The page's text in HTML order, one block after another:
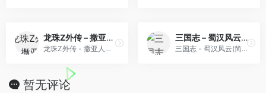
龙珠Z外传 – 撒亚人灭绝计划(v0.97)(香港译名版)(繁)[外星科技+Lirdrepus](JP)[RPG](6Mb)
龙珠Z外传 - 撒亚人灭绝计划(v0.97)(香港译名版)(繁)[外星科技+Lirdrepus](JP)[RPG](6Mb)
三国志 – 蜀汉风云(简)[晶科泰](CN)[RPG](8Mb)
三国志 - 蜀汉风云(简)[晶科泰](CN)[RPG](8Mb)
暂无评论